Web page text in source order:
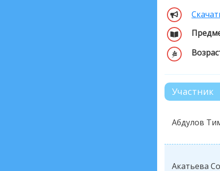
Участник
Абдулов
Акатьева